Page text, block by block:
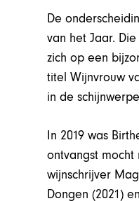
De
van het Jaar.
zich op een
titel Wijnvrouw
in de
In 2019 was
ontvangst
wijnschrijver
Dongen (2021)